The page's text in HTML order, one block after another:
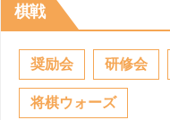
棋戦
奨励会 研修会
将棋ウォーズ